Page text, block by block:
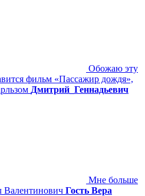
Обожаю эту
фильм «Пассажир дождя»,
Дмитрий_Геннадьевич
Мне больше
Валентинович Гость Вера